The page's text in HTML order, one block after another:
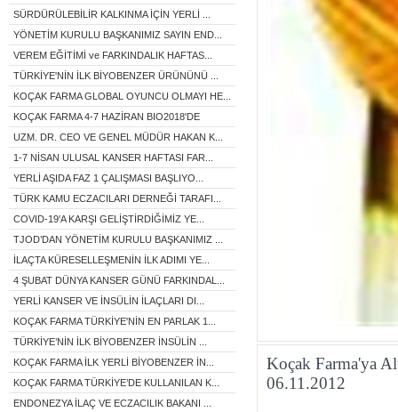
SÜRDÜRÜLEBİLİR KALKINMA İÇİN YERLİ ...
YÖNETİM KURULU BAŞKANIMIZ SAYIN END...
VEREM EĞİTİMİ ve FARKINDALIK HAFTAS...
TÜRKİYE'NİN İLK BİYOBENZER ÜRÜNÜNÜ ...
KOÇAK FARMA GLOBAL OYUNCU OLMAYI HE...
KOÇAK FARMA 4-7 HAZİRAN BIO2018'DE
UZM. DR. CEO VE GENEL MÜDÜR HAKAN K...
1-7 NİSAN ULUSAL KANSER HAFTASI FAR...
YERLİ AŞIDA FAZ 1 ÇALIŞMASI BAŞLIYO...
TÜRK KAMU ECZACILARI DERNEĞİ TARAFI...
COVID-19'A KARŞI GELİŞTİRDİĞİMİZ YE...
TJOD’DAN YÖNETİM KURULU BAŞKANIMIZ ...
İLAÇTA KÜRESELLEŞMENİN İLK ADIMI YE...
4 ŞUBAT DÜNYA KANSER GÜNÜ FARKINDAL...
YERLİ KANSER VE İNSÜLİN İLAÇLARI DI...
KOÇAK FARMA TÜRKİYE'NİN EN PARLAK 1...
TÜRKİYE’NİN İLK BİYOBENZER İNSÜLİN ...
KOÇAK FARMA İLK YERLİ BİYOBENZER İN...
KOÇAK FARMA TÜRKİYE’DE KULLANILAN K...
ENDONEZYA İLAÇ VE ECZACILIK BAKANI ...
Koçak Farma'ya
06.11.2012